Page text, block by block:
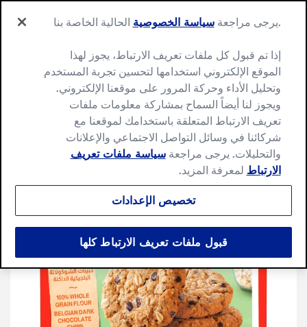
Skip
content
Search
for:
Menu
NEW
.يرجى مراجعةسياسة الخصوصية الحالية الخاصة بنا
إذا تم قبول كل ملفات تعريف الارتباط، يجوز لهذا
الموقع الإلكتروني استخدامها لتحسين تجربة المستخدم
وتحليل الأداء وحركة المرور على موقعنا الإلكتروني.
ويجوز لنا أيضاً السماح بمشاركة معلومات ملفات
تعريف الارتباط المتعلقة باستخدامك لموقعنا مع
شركائنا في وسائل التواصل الاجتماعي والإعلانات
والتحليلات. يرجى مراجعةسياسة ملفات تعريف
الارتباط لمعرفة المزيد.
تخصيص الإعدادات
قبول ملفات تعريف الارتباط كلها